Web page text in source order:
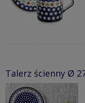
Talerz ścienny Ø